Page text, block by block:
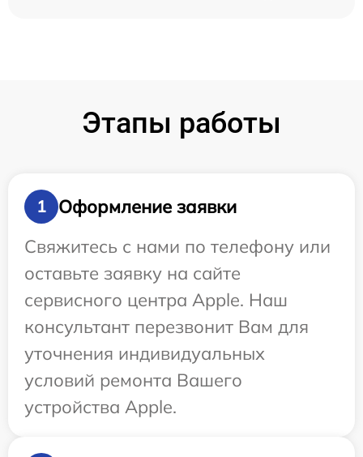
Этапы работы
1
Оформление заявки
Свяжитесь с нами по телефону или
оставьте заявку на сайте
сервисного центра Apple. Наш
консультант перезвонит Вам для
уточнения индивидуальных
условий ремонта Вашего
устройства Apple.